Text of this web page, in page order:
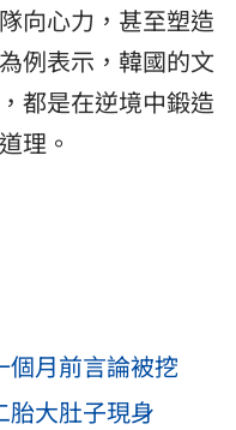
向心力，甚至塑造
例表示，韓國的文
都是在逆境中鍛造
理。
月前言論被挖
大肚子現身